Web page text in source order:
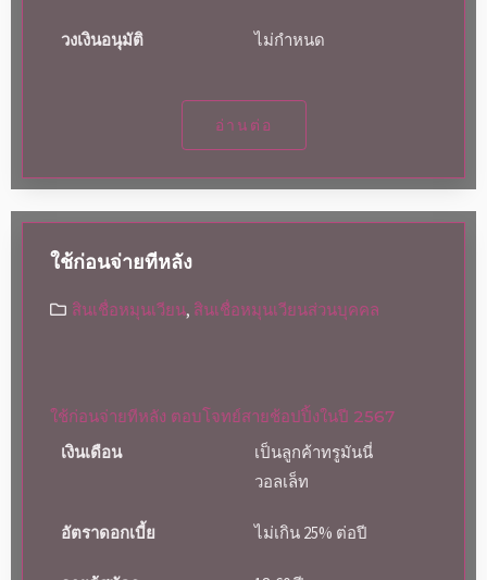
วงเงินอนุมัติ ไม่กำหนด
อ่านต่อ
ใช้ก่อนจ่ายทีหลัง
สินเชื่อหมุนเวียน, สินเชื่อหมุนเวียนส่วนบุคคล
ใช้ก่อนจ่ายทีหลัง ตอบโจทย์สายช้อปปิ้งในปี 2567
เงินเดือน
เป็นลูกค้าทรูมันนี่
วอลเล็ท
อัตราดอกเบี้ย ไม่เกิน 25% ต่อปี